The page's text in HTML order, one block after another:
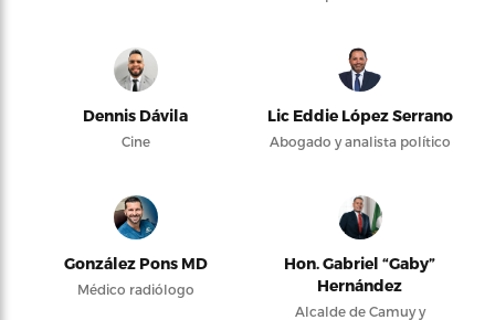
Dennis Dávila
Cine
Lic Eddie López Serrano
Abogado y analista político
González Pons MD
Médico radiólogo
Hon. Gabriel “Gaby”
Hernández
Alcalde de Camuy y